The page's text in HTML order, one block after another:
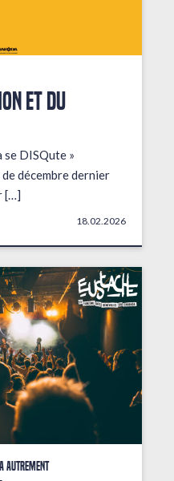
et du
se DISQute »
décembre dernier
[…]
18.02.2026
autrement